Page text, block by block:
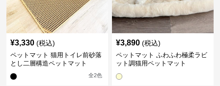
¥3,330 (税込)
ペットマット 猫用トイレ前砂落
とし二層構造ペットマット
全2色
¥3,890 (税込)
ペットマット ふわふわ極柔ラビ
ット調猫用ペットマット